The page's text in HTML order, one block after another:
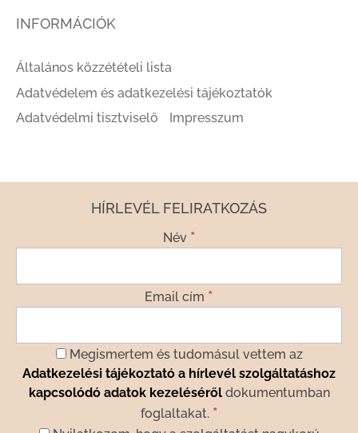
INFORMÁCIÓK
Általános közzétételi lista
Adatvédelem és adatkezelési tájékoztatók
Adatvédelmi tisztviselő
Impresszum
HÍRLEVÉL FELIRATKOZÁS
Név *
Email cím *
Megismertem és tudomásul vettem az
Adatkezelési tájékoztató a hírlevél szolgáltatáshoz
kapcsolódó adatok kezelésérőldokumentumban
foglaltakat. *